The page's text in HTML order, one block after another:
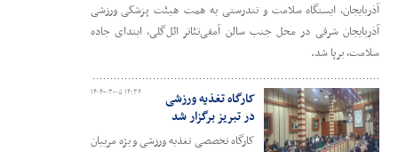
آذربایجان، ایستگاه سلامت و تندرستی به همت هیئت پزشکی ورزشی
آذربایجان شرقی در محل جنب سالن آمفی‌تئاتر ائل‌گلی، ابتدای جاده
سلامت، برپا شد.
۱۴۰۴-۰۳-۰۵ ۱۴:۳۶
کارگاه تغذیه ورزشی
در تبریز برگزار شد
کارگاه تخصصی تغذیه ورزشی ویژه مربیان